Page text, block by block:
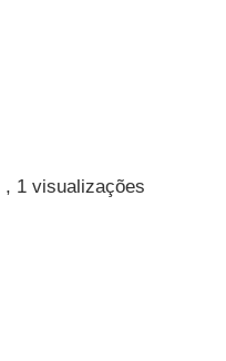
, 1 visualizações